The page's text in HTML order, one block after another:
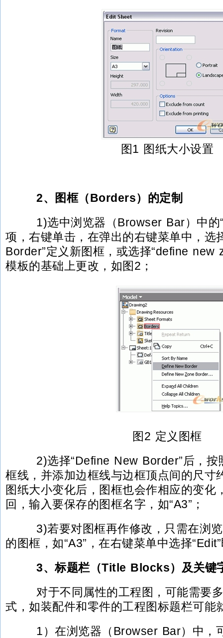
图1 图纸大小设置
2、图框（Borders）的定制
1)选中浏览器（Browser Bar）中的
项，右键单击，在弹出的右键菜单中，选
Border”定义新图框，或选择“define new
模板的基础上更改，如图2；
图2 定义图框
2)选择“Define New Border”后，按
框线，并添加边框线与边框顶点间的尺寸
图纸大小变化后，图框也会作相应的变化
回，输入要保存的图框名字，如“A3”；
3)若要对图框再作修改，只需在浏
的图框，如“A3”，在右键菜单中选择
3、标题栏（Title Blocks）及关键
对于不同属性的工程图，可能需要
式，如装配件和零件的工程图标题栏可能
1）在浏览器（Browser Bar）中，